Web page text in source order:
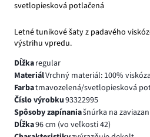
svetlopiesková potlačená
Letné tunikové šaty z padavého
výstrihu vpredu.
Dĺžkaregular
MateriálVrchný materiál: 100%
Farbatmavozelená/svetlopiesková
Číslo výrobku93322995
Spôsoby zapínaniašnúrka na
Dĺžka96 cm (vo veľkosti 42)